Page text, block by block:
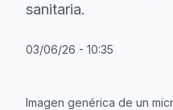
sanitaria.
03/06/26 - 10:35
Imagen genérica de un